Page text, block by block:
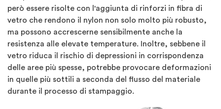
però essere risolte con l'aggiunta di rinforzi in fibra di
vetro che rendono il nylon non solo molto più robusto,
ma possono accrescerne sensibilmente anche la
resistenza alle elevate temperature. Inoltre, sebbene il
vetro riduca il rischio di depressioni in corrispondenza
delle aree più spesse, potrebbe provocare deformazioni
in quelle più sottili a seconda del flusso del materiale
durante il processo di stampaggio.